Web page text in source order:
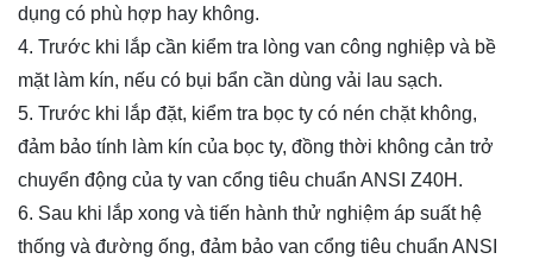
dụng có phù hợp hay không.
4. Trước khi lắp cần kiểm tra lòng van công nghiệp và bề
mặt làm kín, nếu có bụi bẩn cần dùng vải lau sạch.
5. Trước khi lắp đặt, kiểm tra bọc ty có nén chặt không,
đảm bảo tính làm kín của bọc ty, đồng thời không cản trở
chuyển động của ty van cổng tiêu chuẩn ANSI Z40H.
6. Sau khi lắp xong và tiến hành thử nghiệm áp suất hệ
thống và đường ống, đảm bảo van cổng tiêu chuẩn ANSI